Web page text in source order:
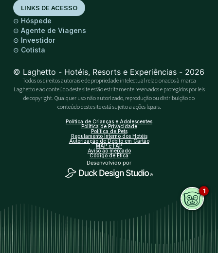
LINKS DE ACESSO
⊙ Hóspede
⊙ Agente de Viagens
⊙ Investidor
⊙ Cotista
© Laghetto - Hotéis, Resorts e Experiências - 2026
Todos os direitos autorais e de propriedade intelectual relacionados à marca
Laghetto e ao conteúdo deste site estão estritamente reservados e protegidos por leis
de copyright. Qualquer uso não autorizado, reprodução ou distribuição do
conteúdo deste site está sujeito a ações legais.
Política de Crianças e Adolescentes
Política de Privacidade
Política de Pets
Regulamento Interno dos Hotéis
Autorização de Débito em Cartão
MAP e FAP
Aviso ao mercado
Código de Ética
Desenvolvido por
1